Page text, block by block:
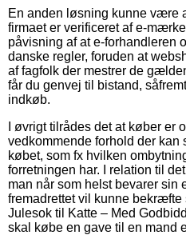
En anden løsning kunne være
firmaet er verificeret af e-
påvisning af at e-forhandleren
danske regler, foruden at
af fagfolk der mestrer de
får du genvej til bistand,
indkøb.
I øvrigt tilrådes det at køber er
vedkommende forhold der kan
købet, som fx hvilken
forretningen har. I relation til
man når som helst bevarer sin
fremadrettet vil kunne
Julesok til Katte – Med
skal købe en gave til en mand